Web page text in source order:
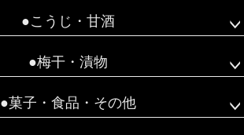
●こうじ・甘酒
●梅干・漬物
●菓子・食品・その他